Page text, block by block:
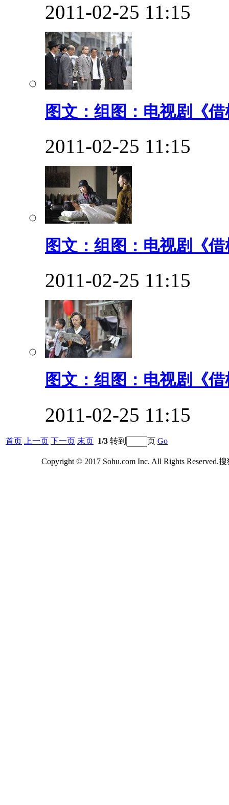
2011-02-25 11:15
图文：组图：电视剧《
2011-02-25 11:15
图文：组图：电视剧《
2011-02-25 11:15
图文：组图：电视剧《
2011-02-25 11:15
首页 上一页 下一页 末页 1/3 转到 页 Go
Copyright © 2017 Sohu.com Inc. All Rights Reserved.